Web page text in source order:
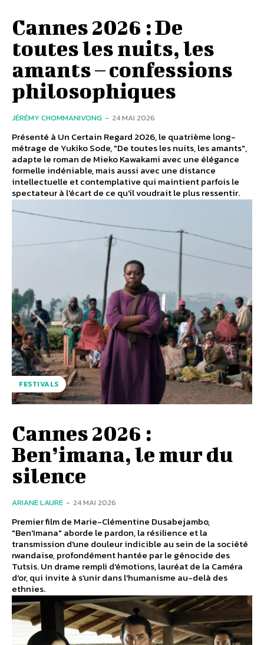
Cannes 2026 : De
toutes les nuits, les
amants – confessions
philosophiques
JÉRÉMY CHOMMANIVONG - 24 MAI 2026
Présenté à Un Certain Regard 2026, le quatrième long-
métrage de Yukiko Sode, "De toutes les nuits, les amants",
adapte le roman de Mieko Kawakami avec une élégance
formelle indéniable, mais aussi avec une distance
intellectuelle et contemplative qui maintient parfois le
spectateur à l'écart de ce qu'il voudrait le plus ressentir.
FESTIVALS
Cannes 2026 :
Ben’imana, le mur du
silence
ARIANE LAURE - 24 MAI 2026
Premier film de Marie-Clémentine Dusabejambo,
"Ben'Imana" aborde le pardon, la résilience et la
transmission d'une douleur indicible au sein de la société
rwandaise, profondément hantée par le génocide des
Tutsis. Un drame rempli d'émotions, lauréat de la Caméra
d'or, qui invite à s'unir dans l'humanisme au-delà des
ethnies.